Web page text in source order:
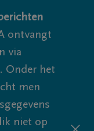
ontvangt
via
Onder het
men
niet op